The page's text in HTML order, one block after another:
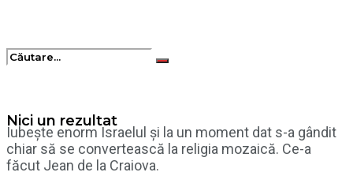
Nici un rezultat
Iubește enorm Israelul și la un moment dat s-a gândit
chiar să se convertească la religia mozaică. Ce-a
făcut Jean de la Craiova.